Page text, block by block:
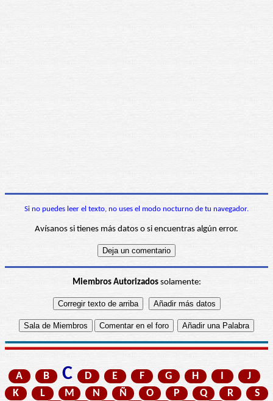
Si no puedes leer el texto, no uses el modo nocturno de tu navegador.
Avísanos si tienes más datos o si encuentras algún error.
Miembros Autorizadossolamente:
A B C D E F G H I
J
K
L M N Ñ O P Q R
S